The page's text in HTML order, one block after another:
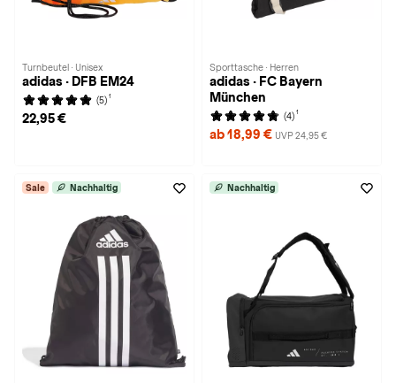
Turnbeutel · Unisex
adidas · DFB EM24
(5) 1
22,95 €
Sporttasche · Herren
adidas · FC Bayern
München
(4) 1
ab 18,99 € UVP 24,95 €
Sale Nachhaltig Nachhaltig